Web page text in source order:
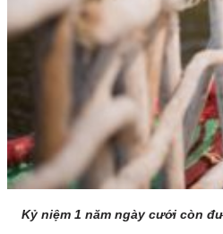
Kỷ niệm 1 năm ngày cưới còn